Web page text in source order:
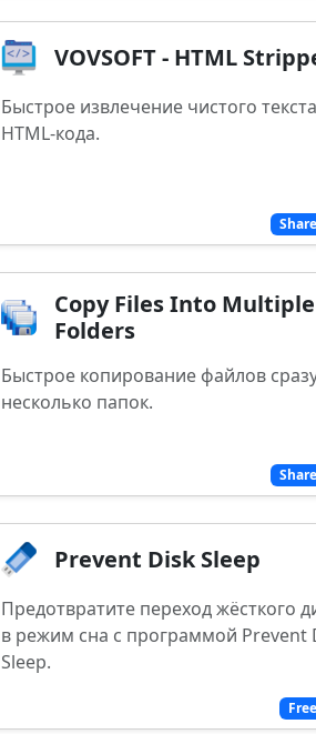
VOVSOFT - HTML
Быстрое извлечение чистого
HTML-кода.
Copy Files Into Multiple
Folders
Быстрое копирование файлов
несколько папок.
Prevent Disk Sleep
Предотвратите переход жёсткого
в режим сна с программой Prevent
Sleep.